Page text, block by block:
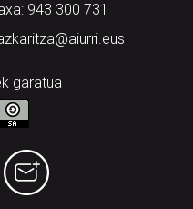
943 300 731
garatua